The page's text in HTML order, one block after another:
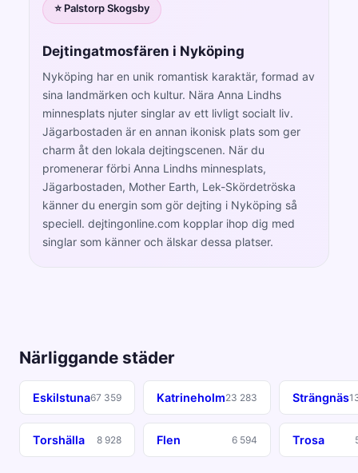
⭐ Palstorp Skogsby
Dejtingatmosfären i Nyköping
Nyköping har en unik romantisk karaktär, formad av
sina landmärken och kultur. Nära Anna Lindhs
minnesplats njuter singlar av ett livligt socialt liv.
Jägarbostaden är en annan ikonisk plats som ger
charm åt den lokala dejtingscenen. När du
promenerar förbi Anna Lindhs minnesplats,
Jägarbostaden, Mother Earth, Lek-Skördetröska
känner du energin som gör dejting i Nyköping så
speciell. dejtingonline.com kopplar ihop dig med
singlar som känner och älskar dessa platser.
Närliggande städer
Eskilstuna67 359 Katrineholm23 283 Strängnäs
Torshälla 8 928 Flen 6 594 Trosa